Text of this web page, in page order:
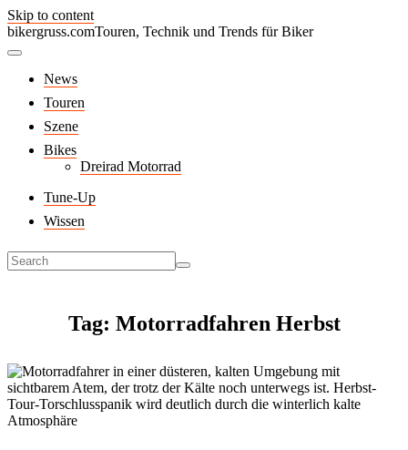
Skip to content
bikergruss.comTouren, Technik und Trends für Biker
News
Touren
Szene
Bikes
Dreirad Motorrad
Tune-Up
Wissen
Tag: Motorradfahren Herbst